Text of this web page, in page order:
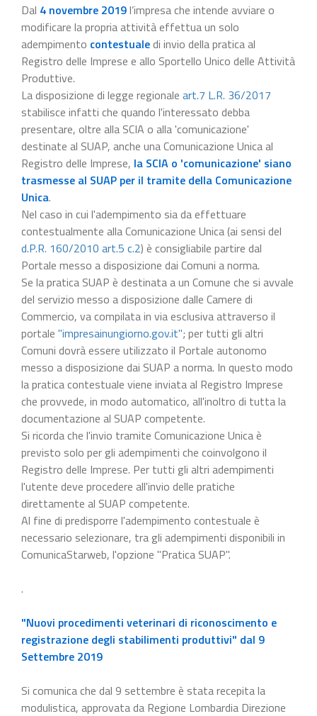
Dal 4 novembre 2019l’impresa che intende avviare o
modificare la propria attività effettua un solo
adempimento contestualedi invio della pratica al
Registro delle Imprese e allo Sportello Unico delle Attività
Produttive.
La disposizione di legge regionale art.7 L.R. 36/2017
stabilisce infatti che quando l'interessato debba
presentare, oltre alla SCIA o alla 'comunicazione'
destinate al SUAP, anche una Comunicazione Unica al
Registro delle Imprese, la SCIA o 'comunicazione' siano
trasmesse al SUAP per il tramite della Comunicazione
Unica.
Nel caso in cui l'adempimento sia da effettuare
contestualmente alla Comunicazione Unica (ai sensi del
d.P.R. 160/2010 art.5 c.2) è consigliabile partire dal
Portale messo a disposizione dai Comuni a norma.
Se la pratica SUAP è destinata a un Comune che si avvale
del servizio messo a disposizione dalle Camere di
Commercio, va compilata in via esclusiva attraverso il
portale "impresainungiorno.gov.it"; per tutti gli altri
Comuni dovrà essere utilizzato il Portale autonomo
messo a disposizione dai SUAP a norma. In questo modo
la pratica contestuale viene inviata al Registro Imprese
che provvede, in modo automatico, all'inoltro di tutta la
documentazione al SUAP competente.
Si ricorda che l'invio tramite Comunicazione Unica è
previsto solo per gli adempimenti che coinvolgono il
Registro delle Imprese. Per tutti gli altri adempimenti
l'utente deve procedere all'invio delle pratiche
direttamente al SUAP competente.
Al fine di predisporre l'adempimento contestuale è
necessario selezionare, tra gli adempimenti disponibili in
ComunicaStarweb, l'opzione "Pratica SUAP".
.
"Nuovi procedimenti veterinari di riconoscimento e
registrazione degli stabilimenti produttivi" dal 9
Settembre 2019
Si comunica che dal 9 settembre è stata recepita la
modulistica, approvata da Regione Lombardia Direzione